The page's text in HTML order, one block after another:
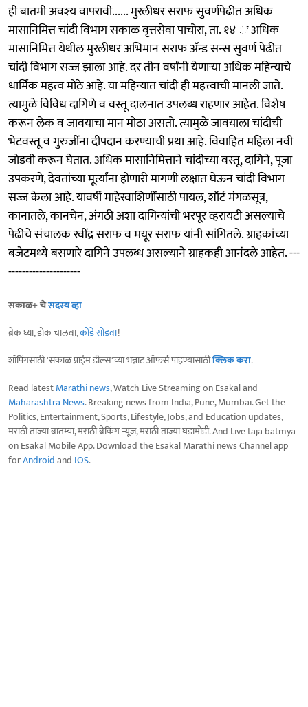
ही बातमी अवश्‍य वापरावी...... मुरलीधर सराफ सुवर्णपेढीत अधिक
मासानिमित्त चांदी विभाग सकाळ वृत्तसेवा पाचोरा, ता. १४ ः अधिक
मासानिमित्त येथील मुरलीधर अभिमान सराफ ॲन्ड सन्स सुवर्ण पेढीत
चांदी विभाग सज्ज झाला आहे. दर तीन वर्षांनी येणाऱ्या अधिक महिन्याचे
धार्मिक महत्व मोठे आहे. या महिन्यात चांदी ही महत्त्वाची मानली जाते.
त्यामुळे विविध दागिणे व वस्तू दालनात उपलब्ध राहणार आहेत. विशेष
करून लेक व जावयाचा मान मोठा असतो. त्यामुळे जावयाला चांदीची
भेटवस्तू व गुरुजींना दीपदान करण्याची प्रथा आहे. विवाहित महिला नवी
जोडवी करून घेतात. अधिक मासानिमित्ताने चांदीच्या वस्तू, दागिने, पूजा
उपकरणे, देवतांच्या मूर्त्यांना होणारी मागणी लक्षात घेऊन चांदी विभाग
सज्ज केला आहे. यावर्षी माहेरवाशिणींसाठी पायल, शॉर्ट मंगळसूत्र,
कानातले, कानचेन, अंगठी अशा दागिन्यांची भरपूर व्हरायटी असल्याचे
पेढीचे संचालक रवींद्र सराफ व मयूर सराफ यांनी सांगितले. ग्राहकांच्या
बजेटमध्ये बसणारे दागिने उपलब्ध असल्याने ग्राहकही आनंदले आहेत. ---
---------------------
सकाळ+ चेसदस्य व्हा
ब्रेक घ्या, डोकं चालवा,कोडे सोडवा!
शॉपिंगसाठी 'सकाळ प्राईम डील्स'च्या भन्नाट ऑफर्स पाहण्यासाठीक्लिक करा.
Read latestMarathi news, Watch Live Streaming on Esakal and
Maharashtra News. Breaking news from India, Pune, Mumbai. Get the
Politics, Entertainment, Sports, Lifestyle, Jobs, and Education updates,
मराठी ताज्या बातम्या, मराठी ब्रेकिंग न्यूज, मराठी ताज्या घडामोडी. And Live taja batmya
on Esakal Mobile App. Download the Esakal Marathi news Channel app
forAndroidand IOS.